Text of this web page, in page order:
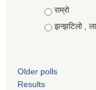
राम्रो
झन्झटिलो ,
Older polls
Results